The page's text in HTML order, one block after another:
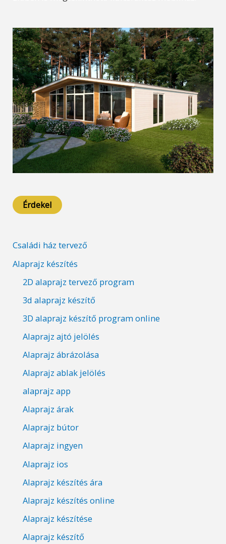
Érdekel
Családi ház tervező
Alaprajz készítés
2D alaprajz tervező program
3d alaprajz készítő
3D alaprajz készítő program online
Alaprajz ajtó jelölés
Alaprajz ábrázolása
Alaprajz ablak jelölés
alaprajz app
Alaprajz árak
Alaprajz bútor
Alaprajz ingyen
Alaprajz ios
Alaprajz készítés ára
Alaprajz készítés online
Alaprajz készítése
Alaprajz készítő